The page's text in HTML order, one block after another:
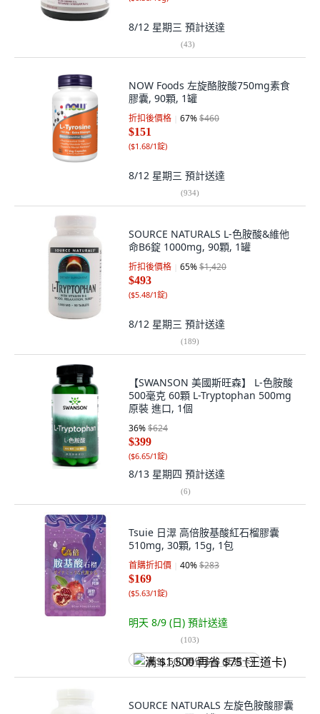
8/12 星期三 預計送達
(43)
NOW Foods 左旋酪胺酸750mg素食
膠囊, 90顆, 1罐
折扣後價格 67%$460
$151
($1.68/1錠)
8/12 星期三 預計送達
(934)
SOURCE NATURALS L-色胺酸&維他
命B6錠 1000mg, 90顆, 1罐
折扣後價格 65%$1,420
$493
($5.48/1錠)
8/12 星期三 預計送達
(189)
【SWANSON 美國斯旺森】 L-色胺酸
500毫克 60顆 L-Tryptophan 500mg
原裝 進口, 1個
36%$624
$399
($6.65/1錠)
8/13 星期四 預計送達
(6)
Tsuie 日濢 高倍胺基酸紅石榴膠囊
510mg, 30顆, 15g, 1包
首購折扣價 40%$283
$169
($5.63/1錠)
明天 8/9 (日) 預計送達
(103)
满 $1,500 再省 $75 (王道卡)
SOURCE NATURALS 左旋色胺酸膠囊